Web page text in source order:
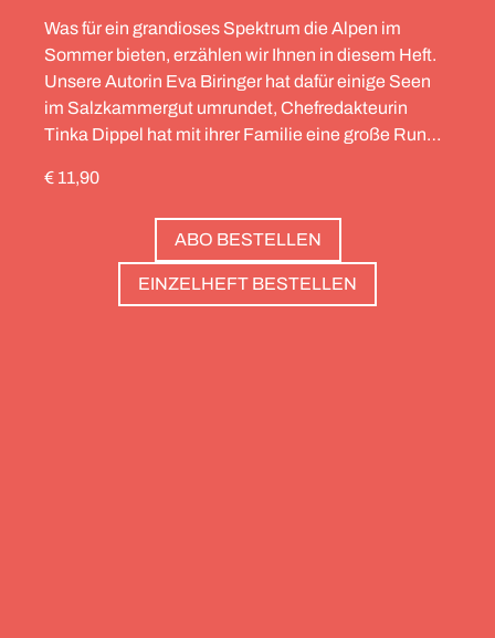
Was für ein grandioses Spektrum die Alpen im
Sommer bieten, erzählen wir Ihnen in diesem Heft.
Unsere Autorin Eva Biringer hat dafür einige Seen
im Salzkammergut umrundet, Chefredakteurin
Tinka Dippel hat mit ihrer Familie eine große Runde
Helfrich ist über viele Gipfel gegangen – von
Salzburg bis nach Triest. Und die Redaktion hat
zwölf Hotels gesammelt, die zweierlei gemeinsam
haben: Sie sind die perfekte Basis, um Gipfel zu
stürmen. Und sie haben wunderschöne Pools, um
€ 11,90
ABO BESTELLEN
EINZELHEFT BESTELLEN